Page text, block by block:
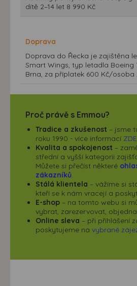
dítě 2–14 let 8 990 Kč
Doprava
Doprava do Řecka je zajištěna
Smart Wings, typ letadla Boeing
Brna, za příplatek 600 Kč/osoba
Proč právě s Emmou?
Tradice a zkušenost – jsme
roku 1990 - více informací ZDE
Kvalita a spokojenost –
střední a vyšší kategorii
Můžete si přečíst některé
zákazníků.
Stálá klientela – vážíme si
kteří se k nám vracejí a
E-shop – na tomto webu si
vybrat, zarezervovat,
Online sleva – při přihlášení
poskytujeme na vybrané